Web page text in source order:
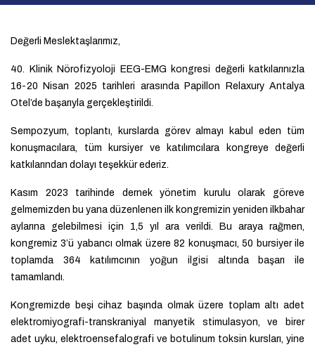
Değerli Meslektaşlarımız,
40. Klinik Nörofizyoloji EEG-EMG kongresi değerli katkılarınızla
16-20 Nisan 2025 tarihleri arasında Papillon Relaxury Antalya
Otel’de başarıyla gerçekleştirildi.
Sempozyum, toplantı, kurslarda görev almayı kabul eden tüm
konuşmacılara, tüm kursiyer ve katılımcılara kongreye değerli
katkılarından dolayı teşekkür ederiz.
Kasım 2023 tarihinde dernek yönetim kurulu olarak göreve
gelmemizden bu yana düzenlenen ilk kongremizin yeniden ilkbahar
aylarına gelebilmesi için 1,5 yıl ara verildi. Bu araya rağmen,
kongremiz 3’ü yabancı olmak üzere 82 konuşmacı, 50 bursiyer ile
toplamda 364 katılımcının yoğun ilgisi altında başarı ile
tamamlandı.
Kongremizde beşi cihaz başında olmak üzere toplam altı adet
elektromiyografi-transkraniyal manyetik stimulasyon, ve birer
adet uyku, elektroensefalografi ve botulinum toksin kursları, yine